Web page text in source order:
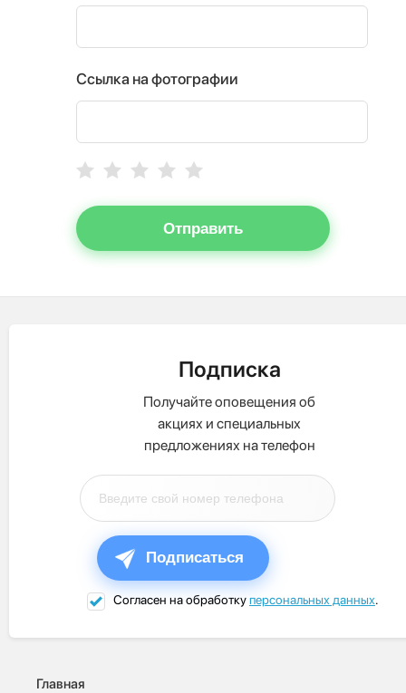
Ссылка на фотографии
Отправить
Подписка
Получайте оповещения об
акциях и специальных
предложениях на телефон
Подписаться
Согласен на обработкуперсональных данных.
Главная